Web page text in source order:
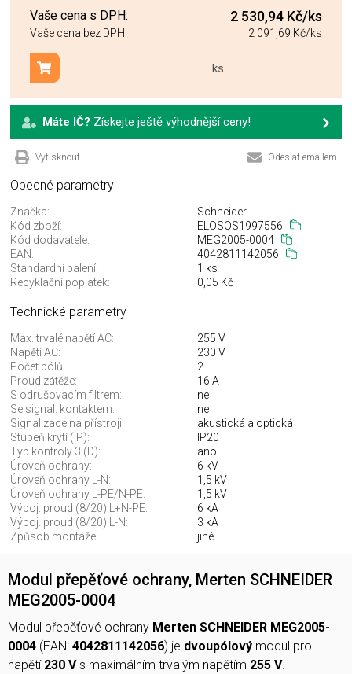
Vaše cena s DPH: 2 530,94 Kč/ks
Vaše cena bez DPH: 2 091,69 Kč/ks
ks
Přidat do košíku
Máte IČ? Získejte ještě výhodnější ceny!
Vytisknout Odeslat emailem
Obecné parametry
Značka:
Schneider
Kód zboží:
ELOSOS1997556
Kód dodavatele:
MEG2005-0004
EAN:
4042811142056
Standardní balení:
1 ks
Recyklační poplatek:
0,05 Kč
Technické parametry
Max. trvalé napětí AC:
255 V
Napětí AC:
230 V
Počet pólů:
2
Proud zátěže:
16 A
S odrušovacím filtrem:
ne
Se signal. kontaktem:
ne
Signalizace na přístroji:
akustická a optická
Stupeň krytí (IP):
IP20
Typ kontroly 3 (D):
ano
Úroveň ochrany:
6 kV
Úroveň ochrany L-N:
1,5 kV
Úroveň ochrany L-PE/N-PE:
1,5 kV
Výboj. proud (8/20) L+N-PE:
6 kA
Výboj. proud (8/20) L-N:
3 kA
Způsob montáže:
jiné
Modul přepěťové ochrany, Merten SCHNEIDER
MEG2005-0004
Modul přepěťové ochrany Merten SCHNEIDER MEG2005-
0004 (EAN: 4042811142056) je dvoupólový modul pro
napětí 230 Vs maximálním trvalým napětím 255 V.